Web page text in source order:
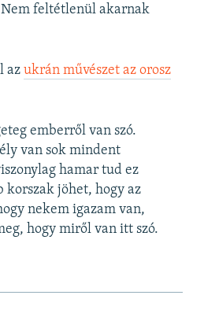
feltétlenül akarnak
azukrán művészet az orosz
emberről van szó.
van sok mindent
hamar tud ez
korszak jöhet, hogy az
nekem igazam van,
hogy miről van itt szó.